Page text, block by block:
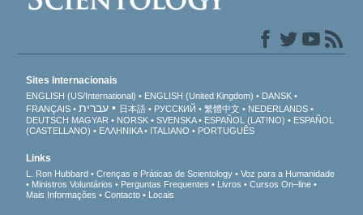
Sites Internacionais
ENGLISH (US/International) ENGLISH (United Kingdom)
DANSK
FRANÇAIS
עברית 日本語 РУССКИЙ 繁體中文
NEDERLANDS
DEUTSCH MAGYAR NORSK SVENSKA ESPAÑOL (LATINO)
ESPAÑOL
(CASTELLANO)
ΕΛΛΗΝΙΚA ITALIANO PORTUGUÊS
Links
L. Ron Hubbard Crenças e Práticas de Scientology
Voz para a Humanidade
Ministros Voluntários
Perguntas Frequentes Livros
Cursos On–line
Mais Informações
Contacto Locais